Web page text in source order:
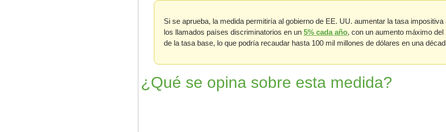
Si se aprueba, la medida permitiría al gobierno de EE. UU. aumentar la tasa
los llamados países discriminatorios en un 5% cada año, con un aumento máximo
de la tasa base, lo que podría recaudar hasta 100 mil millones de dólares en una
¿Qué se opina sobre esta medida?